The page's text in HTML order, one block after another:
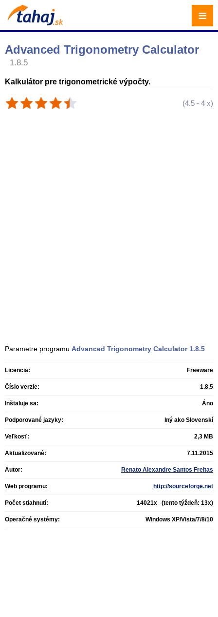
Advanced Trigonometry Calculator
1.8.5
Kalkulátor pre trigonometrické výpočty.
(4.5 - 4 x)
Parametre programu Advanced Trigonometry Calculator 1.8.5
Licencia: Freeware
Číslo verzie: 1.8.5
Inštaluje sa: Áno
Podporované jazyky: Iný ako Slovenskí
Veľkosť: 2,3 MB
Aktualizované: 7.11.2015
Autor: Renato Alexandre Santos Freitas
Web programu: http://sourceforge.net
Počet stiahnutí: 14021x (tento týždeň: 13x)
Operačné systémy: Windows XP/Vista/7/8/10
≡